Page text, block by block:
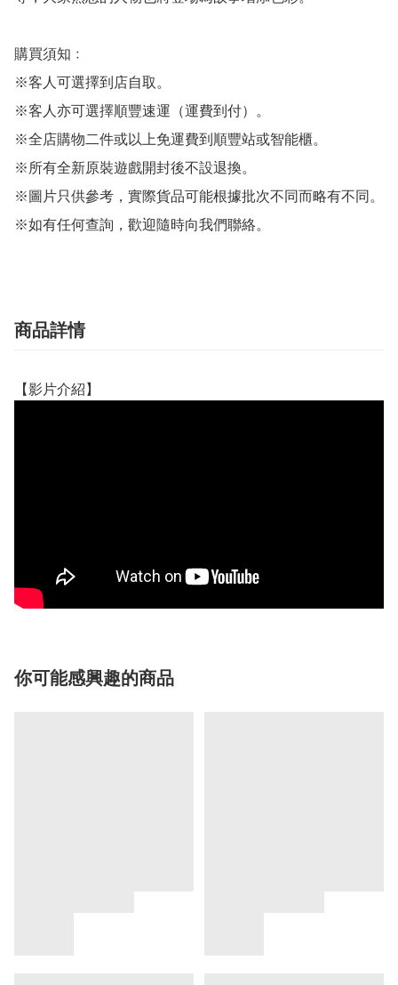
購買須知﹕
※客人可選擇到店自取。
※客人亦可選擇順豐速運（運費到付）。
※全店購物二件或以上免運費到順豐站或智能櫃。
※所有全新原裝遊戲開封後不設退換。
※圖片只供參考，實際貨品可能根據批次不同而略有不同。
※如有任何查詢，歡迎隨時向我們聯絡。
商品詳情
【影片介紹】
你可能感興趣的商品